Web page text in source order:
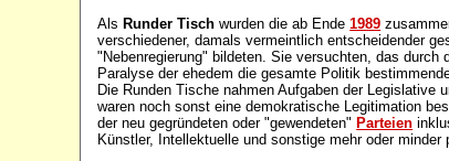
Als Runder Tisch wurden die ab Ende1989
verschiedener, damals vermeintlich entscheidender
"Nebenregierung" bildeten. Sie versuchten, das durch
Paralyse der ehedem die gesamte Politik
Die Runden Tische nahmen Aufgaben der Legislative
waren noch sonst eine demokratische Legitimation
der neu gegründeten oder "gewendeten" Parteien
Künstler, Intellektuelle und sonstige mehr oder minder